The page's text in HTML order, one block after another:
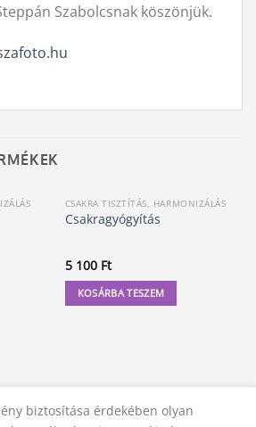
Szabolcsnak köszönjük.
CSAKRA TISZTÍTÁS, HARMONIZÁLÁS
Csakragyógyítás
5 100 Ft
KOSÁRBA TESZEM
biztosítása érdekében olyan